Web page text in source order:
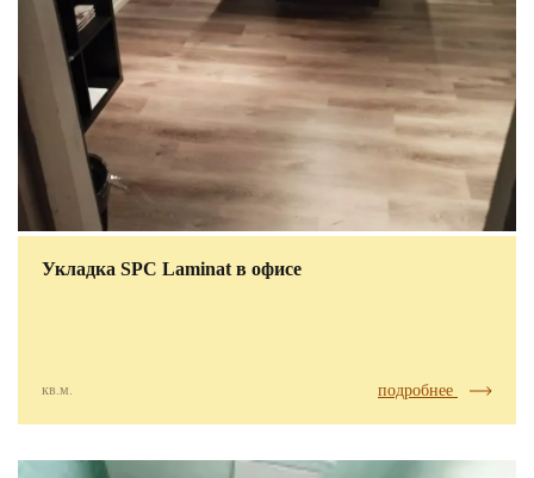
Укладка SPC Laminat в офисе
кв.м. подробнее